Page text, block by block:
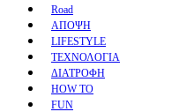
Road
ΑΠΟΨΗ
LIFESTYLE
ΤΕΧΝΟΛΟΓΙΑ
ΔΙΑΤΡΟΦΗ
HOW TO
FUN